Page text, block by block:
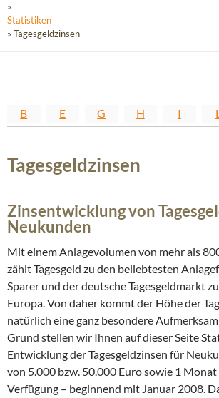
»
Statistiken
» Tagesgeldzinsen
B E G H I
Tagesgeldzinsen
Zinsentwicklung von
Neukunden
Mit einem Anlagevolumen von mehr als
zählt Tagesgeld zu den beliebtesten
Sparer und der deutsche Tagesgeldmarkt
Europa. Von daher kommt der Höhe der
natürlich eine ganz besondere
Grund stellen wir Ihnen auf dieser Seite
Entwicklung der Tagesgeldzinsen für
von 5.000 bzw. 50.000 Euro sowie 1
Verfügung – beginnend mit Januar 2008.